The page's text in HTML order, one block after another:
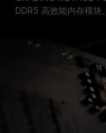
DDR5 高效能内存模块。